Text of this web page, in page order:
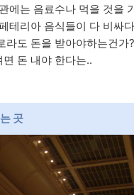
에는 음료수나 먹을 것을
테리아 음식들이 다 비싸
라도 돈을 받아야하는건가
돈 내야 한다는..
곳